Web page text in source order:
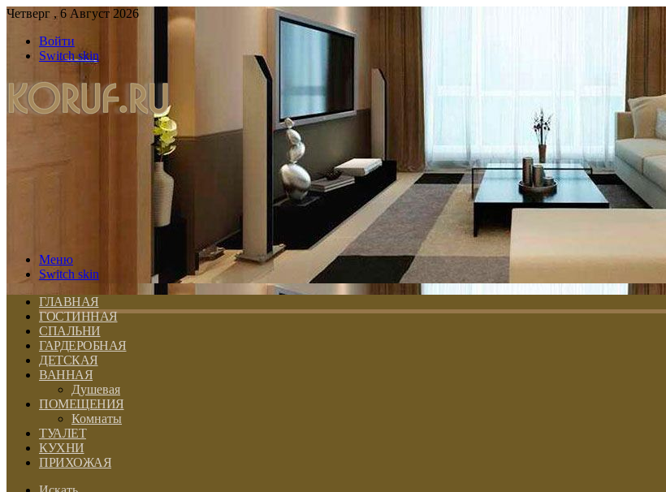
Четверг , 6 Август 2026
Войти
Switch skin
Меню
Switch skin
ГЛАВНАЯ
ГОСТИННАЯ
СПАЛЬНИ
ГАРДЕРОБНАЯ
ДЕТСКАЯ
ВАННАЯ
Душевая
ПОМЕЩЕНИЯ
Комнаты
ТУАЛЕТ
КУХНИ
ПРИХОЖАЯ